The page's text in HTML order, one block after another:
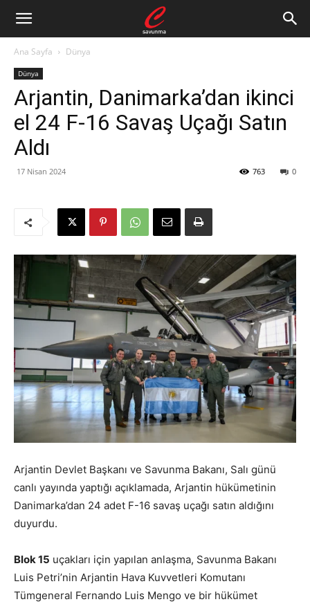
Ana Sayfa Dünya
Dünya
Arjantin, Danimarka’dan ikinci
el 24 F-16 Savaş Uçağı Satın
Aldı
17 Nisan 2024 0
763
Arjantin Devlet Başkanı ve Savunma Bakanı, Salı günü
canlı yayında yaptığı açıklamada, Arjantin hükümetinin
Danimarka’dan 24 adet F-16 savaş uçağı satın aldığını
duyurdu.
Blok 15 uçakları için yapılan anlaşma, Savunma Bakanı
Luis Petri’nin Arjantin Hava Kuvvetleri Komutanı
Tümgeneral Fernando Luis Mengo ve bir hükümet